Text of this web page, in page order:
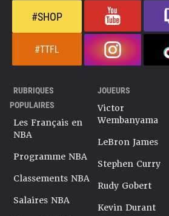
#SHOP
#TTFL
RUBRIQUES
POPULAIRES
Les Français en
NBA
Programme NBA
Classements NBA
Salaires NBA
JOUEURS
Victor
Wembanyama
LeBron James
Stephen Curry
Rudy Gobert
Kevin Durant